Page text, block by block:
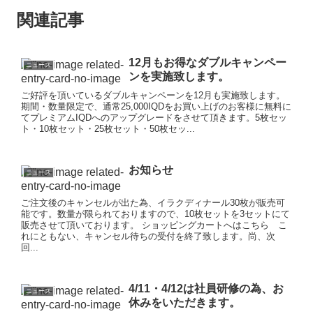
関連記事
ニュース
12月もお得なダブルキャンペー
ンを実施致します。
ご好評を頂いているダブルキャンペーンを12月も実施致します。
期間・数量限定で、通常25,000IQDをお買い上げのお客様に無料に
てプレミアムIQDへのアップグレードをさせて頂きます。5枚セッ
ト・10枚セット・25枚セット・50枚セッ...
ニュース お知らせ
ご注文後のキャンセルが出た為、イラクディナール30枚が販売可
能です。数量が限られておりますので、10枚セットを3セットにて
販売させて頂いております。 ショッピングカートへはこちら こ
れにともない、キャンセル待ちの受付を終了致します。尚、次
回...
ニュース
4/11・4/12は社員研修の為、お
休みをいただきます。